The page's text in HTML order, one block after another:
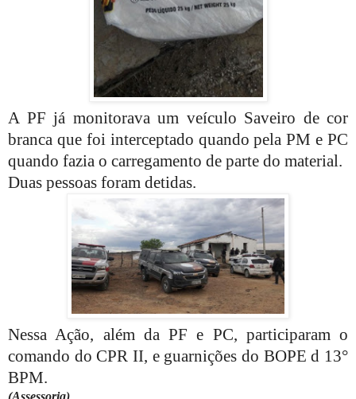
A PF já monitorava um veículo Saveiro de cor
branca que foi interceptado quando pela PM e PC
quando fazia o carregamento de parte do material.
Duas pessoas foram detidas.
Nessa Ação, além da PF e PC, participaram o
comando do CPR II, e guarnições do BOPE d 13°
BPM.
(Assessoria)